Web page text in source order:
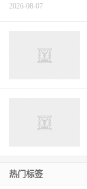
2026-08-07
热门标签